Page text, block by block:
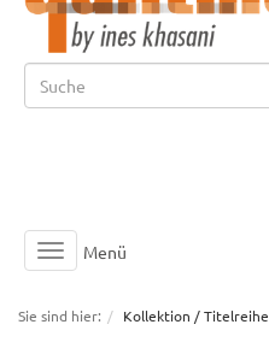
Toggle
navigation
Menü
Sie sind hier: Kollektion / Titelreihe